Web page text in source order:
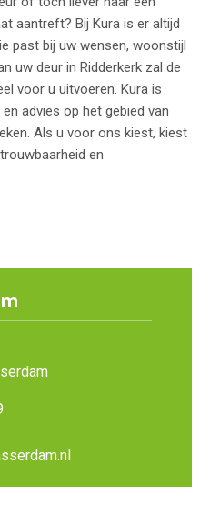
aantreft? Bij Kura is er altijd
past bij uw wensen, woonstijl
uw deur in Ridderkerk zal de
voor u uitvoeren. Kura is
advies op het gebied van
Als u voor ons kiest, kiest
en